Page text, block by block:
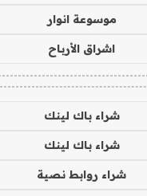
موسوعة انوار
اشراق الأرباح
شراء باك لينك
شراء باك لينك
شراء روابط نصية